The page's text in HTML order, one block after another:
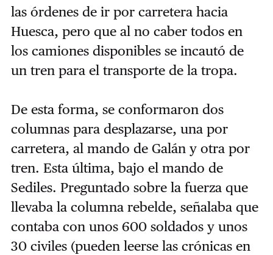
las órdenes de ir por carretera hacia
Huesca, pero que al no caber todos en
los camiones disponibles se incautó de
un tren para el transporte de la tropa.
De esta forma, se conformaron dos
columnas para desplazarse, una por
carretera, al mando de Galán y otra por
tren. Esta última, bajo el mando de
Sediles. Preguntado sobre la fuerza que
llevaba la columna rebelde, señalaba que
contaba con unos 600 soldados y unos
30 civiles (pueden leerse las crónicas en